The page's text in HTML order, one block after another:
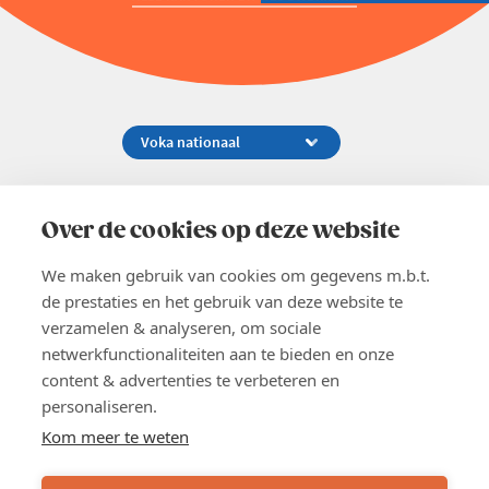
Over de cookies op deze website
We maken gebruik van cookies om gegevens m.b.t.
de prestaties en het gebruik van deze website te
verzamelen & analyseren, om sociale
netwerkfunctionaliteiten aan te bieden en onze
content & advertenties te verbeteren en
personaliseren.
Kom meer te weten
02 229 81 11
EN
Word lid